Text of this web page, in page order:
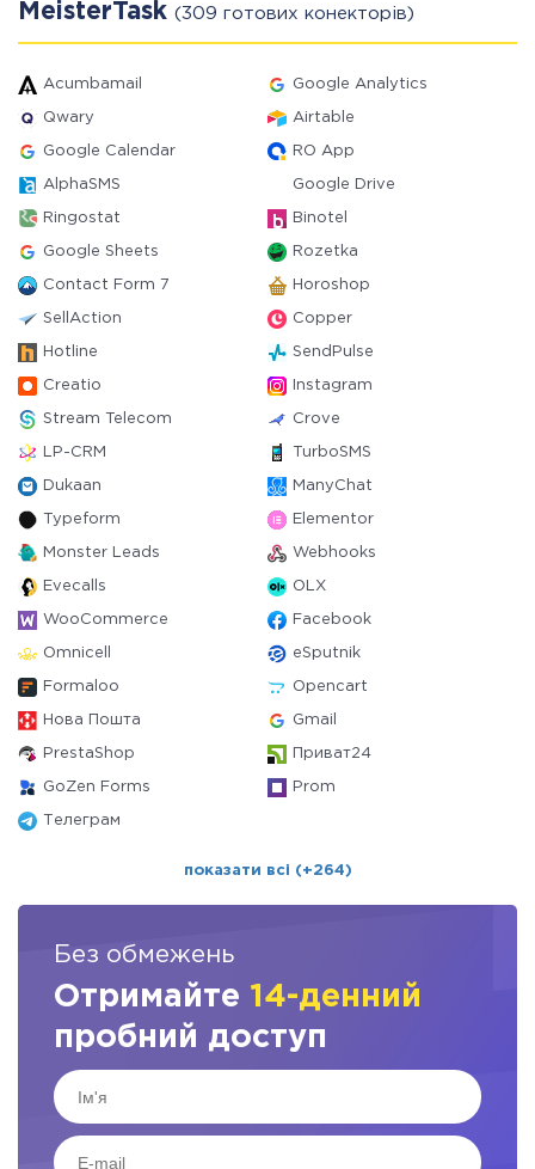
MeisterTask (309 готових конекторів)
Acumbamail Google Analytics
Qwary Airtable
Google Calendar RO App
AlphaSMS Google Drive
Ringostat Binotel
Google Sheets Rozetka
Contact Form 7 Horoshop
SellAction Copper
Hotline SendPulse
Creatio Instagram
Stream Telecom Crove
LP-CRM TurboSMS
Dukaan ManyChat
Typeform Elementor
Monster Leads Webhooks
Evecalls OLX
WooCommerce Facebook
Omnicell eSputnik
Formaloo Opencart
Нова Пошта Gmail
PrestaShop Приват24
GoZen Forms Prom
Телеграм
показати всі (+264)
Без обмежень
Отримайте 14-денний
пробний доступ